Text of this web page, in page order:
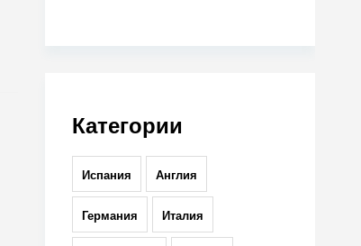
Категории
Испания Англия
Германия Италия